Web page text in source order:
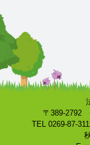
〒389-2792
TEL 0269-87-